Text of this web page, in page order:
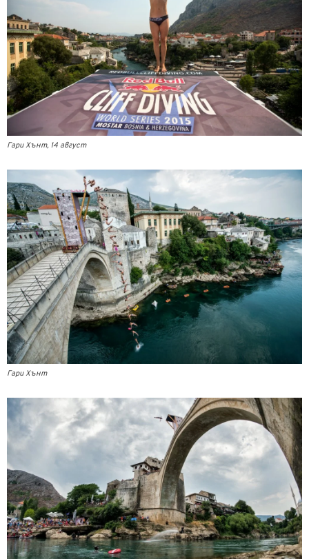
Гари Хънт, 14 август
Гари Хънт